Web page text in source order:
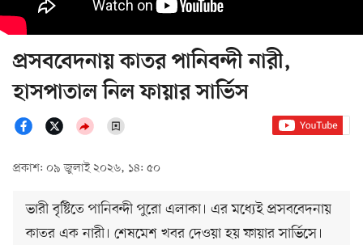
প্রসববেদনায় কাতর পানিবন্দী নারী,
হাসপাতাল নিল ফায়ার সার্ভিস
প্রকাশ: ০৯ জুলাই ২০২৬, ১৪: ৫০
ভারী বৃষ্টিতে পানিবন্দী পুরো এলাকা। এর মধ্যেই প্রসববেদনায়
কাতর এক নারী। শেষমেশ খবর দেওয়া হয় ফায়ার সার্ভিসে।